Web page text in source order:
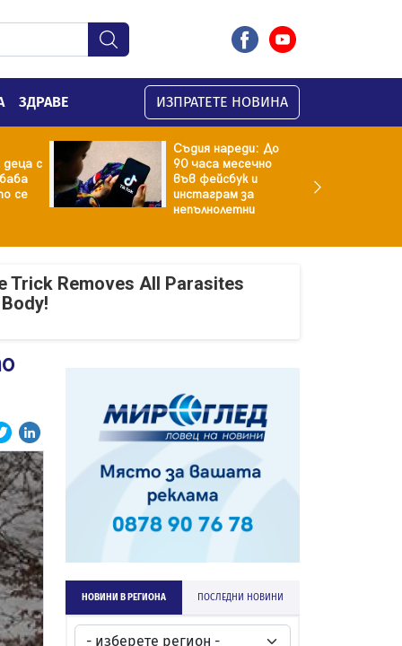
ЗДРАВЕ ИЗПРАТЕТЕ НОВИНА
с
се
Съдия нареди: До
90 часа месечно
във фейсбук и
инстаграм за
непълнолетни
Trick Removes All Parasites
НОВИНИ В РЕГИОНА ПОСЛЕДНИ НОВИНИ